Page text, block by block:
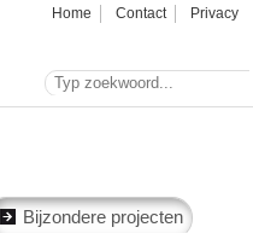
Home Contact Privacy
Bijzondere projecten